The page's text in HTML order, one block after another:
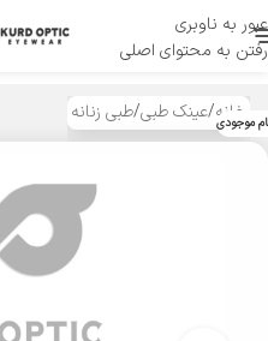
عبور به ناوبری
رفتن به محتوای اصلی
منو
خانه/عینک طبی/طبی زنانه موجودی